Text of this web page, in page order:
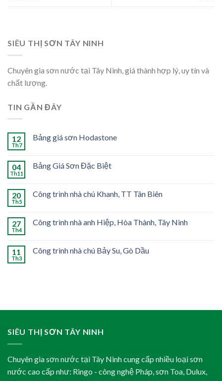
SIÊU THỊ SƠN TÂY NINH
Chuyên gia sơn nước tại Tây Ninh, giá thành hợp lý, uy tín và
chất lượng.
TIN GẦN ĐÂY
12
Th7
Bảng giá sơn Hodastone
04
Th11
Bảng Giá Sơn Đặc Biệt
20
Th5
Công trình nhà chú Khanh, TT Tân Biên
27
Th4
Công trình nhà anh Hiệp, Hòa Thành, Tây Ninh
11
Th3
Công trình nhà chú Bảy Su, Gò Dầu
SIÊU THỊ SƠN TÂY NINH
Chuyên gia sơn nước tại Tây Ninh cung cấp nhiều loại sơn
nước cao cấp như: Ringo - công nghệ Pháp, sơn Toa, Dulux,